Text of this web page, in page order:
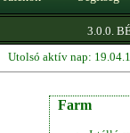
3.0.0.
Utolsó aktív nap:
Farm